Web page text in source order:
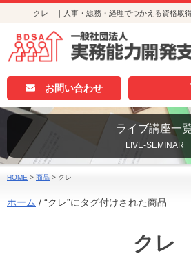
クレ｜｜人事・総務・経理でつかえる資格取
お問い合わせ
ライブ講座一
LIVE-SEMINAR
HOME > 商品 > クレ
ホーム / “クレ”にタグ付けされた商品
クレ